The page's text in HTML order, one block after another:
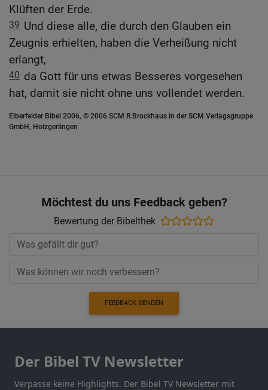
Klüften der Erde.
39 Und diese alle, die durch den Glauben ein
Zeugnis erhielten, haben die Verheißung nicht
erlangt,
40 da Gott für uns etwas Besseres vorgesehen
hat, damit sie nicht ohne uns vollendet werden.
Elberfelder Bibel 2006, © 2006 SCM R.Brockhaus in der SCM Verlagsgruppe
GmbH, Holzgerlingen
Möchtest du uns Feedback geben?
Bewertung der Bibelthek
FEEDBACK SENDEN
Der Bibel TV Newsletter
Verpasse keine Highlights. Der Bibel TV Newsletter mit